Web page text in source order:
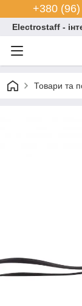
+380
Electrostaff -
Товари та